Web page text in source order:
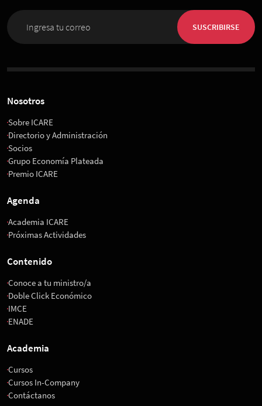
01 de Diciembre 2026, 08:00 horas
Espacio Riesco
SUSCRIBIRSE
Nosotros
Sobre ICARE
Directorio y Administración
Socios
Grupo Economía Plateada
Premio ICARE
Agenda
Academia ICARE
Próximas Actividades
Contenido
Conoce a tu ministro/a
Doble Click Económico
IMCE
ENADE
Academia
Cursos
Cursos In-Company
Contáctanos